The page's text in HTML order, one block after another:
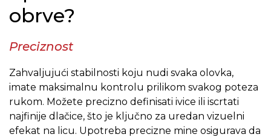
obrve?
Preciznost
Zahvaljujući stabilnosti koju nudi svaka olovka,
imate maksimalnu kontrolu prilikom svakog poteza
rukom. Možete precizno definisati ivice ili iscrtati
najfinije dlačice, što je ključno za uredan vizuelni
efekat na licu. Upotreba precizne mine osigurava da